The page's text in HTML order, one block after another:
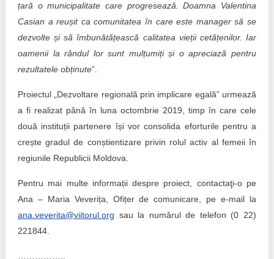
țară o municipalitate care progresează. Doamna Valentina
Casian a reușit ca comunitatea în care este manager să se
dezvolte și să îmbunătățească calitatea vieții cetățenilor. Iar
oamenii la rândul lor sunt mulțumiți și o apreciază pentru
rezultatele obținute”.
Proiectul „Dezvoltare regională prin implicare egală” urmează
a fi realizat până în luna octombrie 2019, timp în care cele
două instituții partenere își vor consolida eforturile pentru a
crește gradul de conștientizare privin rolul activ al femeii în
regiunile Republicii Moldova.
Pentru mai multe informații despre proiect, contactaţi-o pe
Ana – Maria Veverița, Ofițer de comunicare, pe e-mail la
ana.veverita@viitorul.org sau la numărul de telefon (0 22)
221844.